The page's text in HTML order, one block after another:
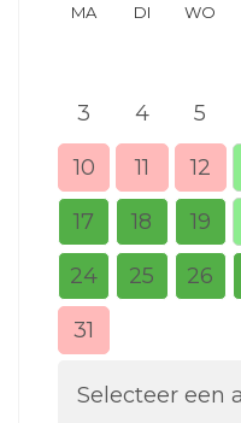
MA DI WO
3 4 5
10 11 12
17 18 19
24 25 26
31
Selecteer een